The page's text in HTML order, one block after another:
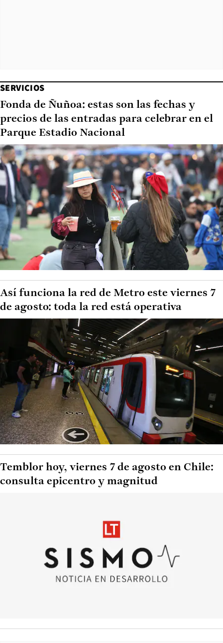
SERVICIOS
Fonda de Ñuñoa: estas son las fechas y
precios de las entradas para celebrar en el
Parque Estadio Nacional
Así funciona la red de Metro este viernes 7
de agosto: toda la red está operativa
Temblor hoy, viernes 7 de agosto en Chile:
consulta epicentro y magnitud